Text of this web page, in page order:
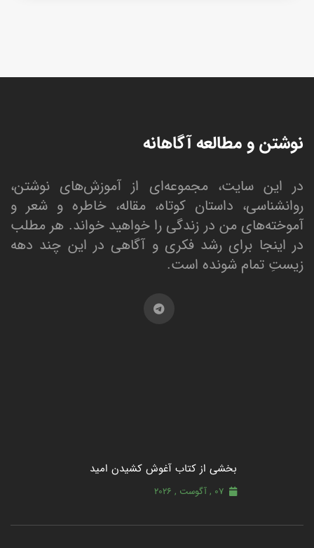
نوشتن و مطالعه آگاهانه
در این سایت، مجموعه‌ای از آموزش‌های نوشتن،
روانشناسی، داستان کوتاه، مقاله، خاطره و شعر و
آموخته‌های من در زندگی را خواهید خواند. هر مطلب
در اینجا برای رشد فکری و آگاهی در این چند دهه
زیستِ تمام شونده است.
بخشی از کتاب آغوش کشیدن امید
07 , آگوست , 2026